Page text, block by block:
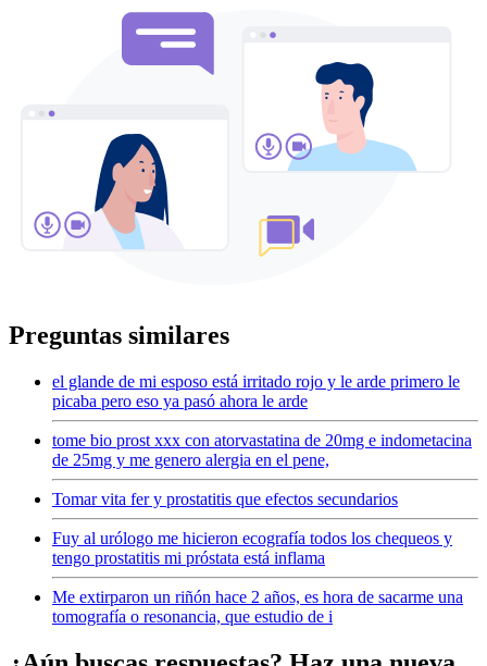
Preguntas similares
el glande de mi esposo está irritado rojo y le arde primero le
picaba pero eso ya pasó ahora le arde
tome bio prost xxx con atorvastatina de 20mg e indometacina
de 25mg y me genero alergia en el pene,
Tomar vita fer y prostatitis que efectos secundarios
Fuy al urólogo me hicieron ecografía todos los chequeos y
tengo prostatitis mi próstata está inflama
Me extirparon un riñón hace 2 años, es hora de sacarme una
tomografía o resonancia, que estudio de i